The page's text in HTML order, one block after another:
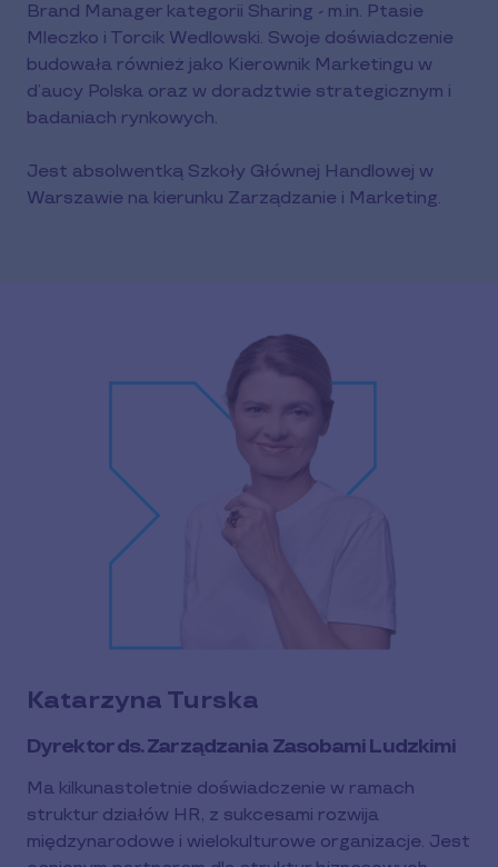
Brand Manager kategorii Sharing - m.in. Ptasie
Mleczko i Torcik Wedlowski. Swoje doświadczenie
budowała również jako Kierownik Marketingu w
d’aucy Polska oraz w doradztwie strategicznym i
badaniach rynkowych.
Jest absolwentką Szkoły Głównej Handlowej w
Warszawie na kierunku Zarządzanie i Marketing.
Katarzyna Turska
Dyrektor ds. Zarządzania Zasobami Ludzkimi
Ma kilkunastoletnie doświadczenie w ramach
struktur działów HR, z sukcesami rozwija
międzynarodowe i wielokulturowe organizacje. Jest